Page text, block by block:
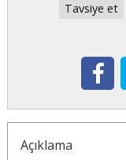
Tavsiye et
Açıklama